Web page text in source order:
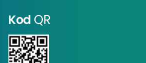
Kod QR